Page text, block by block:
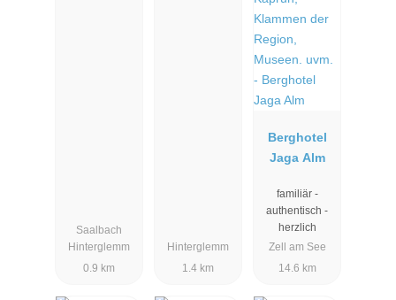
Saalbach
Hinterglemm
0.9 km
Hinterglemm
1.4 km
Berghotel
Jaga Alm
familiär -
authentisch -
herzlich
Zell am See
14.6 km